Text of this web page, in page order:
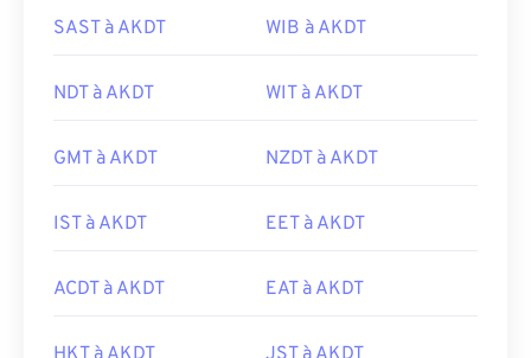
SAST à AKDT WIB à AKDT
NDT à AKDT WIT à AKDT
GMT à AKDT NZDT à AKDT
IST à AKDT EET à AKDT
ACDT à AKDT EAT à AKDT